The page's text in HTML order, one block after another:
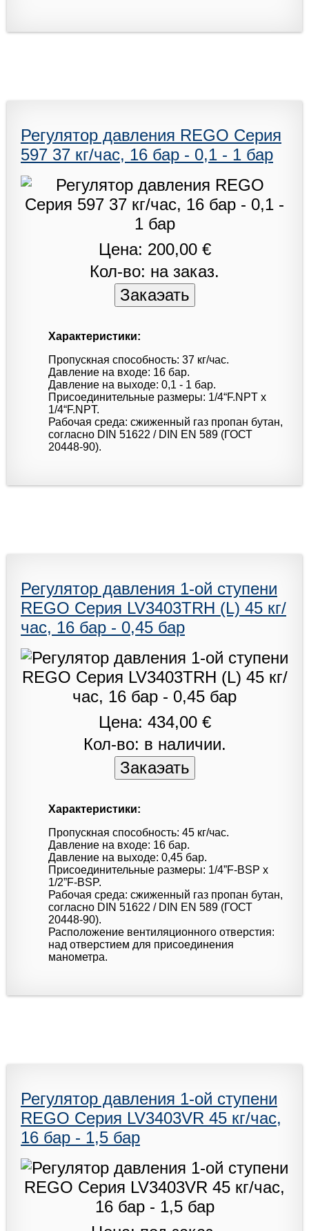
Регулятор давления REGO Серия
597 37 кг/час, 16 бар - 0,1 - 1 бар
Цена: 200,00 €
Кол-во: на заказ.
Характеристики:
Пропускная способность: 37 кг/час.
Давление на входе: 16 бар.
Давление на выходе: 0,1 - 1 бар.
Присоединительные размеры: 1/4“F.NPT x
1/4“F.NPT.
Рабочая среда: сжиженный газ пропан бутан,
согласно DIN 51622 / DIN EN 589 (ГОСТ
20448-90).
Регулятор давления 1-ой ступени
REGO Серия LV3403TRH (L) 45 кг/
час, 16 бар - 0,45 бар
Цена: 434,00 €
Кол-во: в наличии.
Характеристики:
Пропускная способность: 45 кг/час.
Давление на входе: 16 бар.
Давление на выходе: 0,45 бар.
Присоединительные размеры: 1/4”F-BSP x
1/2”F-BSP.
Рабочая среда: сжиженный газ пропан бутан,
согласно DIN 51622 / DIN EN 589 (ГОСТ
20448-90).
Расположение вентиляционного отверстия:
над отверстием для присоединения
манометра.
Регулятор давления 1-ой ступени
REGO Серия LV3403VR 45 кг/час,
16 бар - 1,5 бар